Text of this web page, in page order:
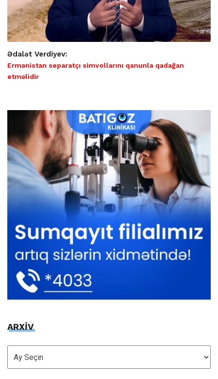
Ədalət Verdiyev:
Ermənistan separatçı simvollarını qanunla qadağan
etməlidir
ARXİV
ARXİV